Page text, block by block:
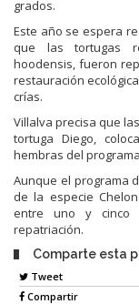
grados.
Este año se espera
que las tortugas
hoodensis, fueron
restauración
crías.
Villalva precisa que
tortuga Diego,
hembras del
Aunque el programa
de la especie
entre uno y cinco
repatriación.
Comparte esta
Tweet
Compartir